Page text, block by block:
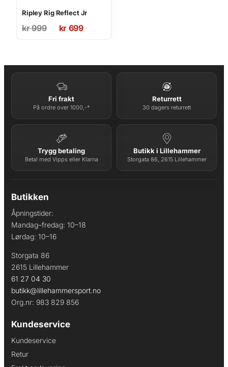
Ripley Rig Reflect Jr
kr999
Opprinnelig
kr 999.
kr 699
Nåværende
kr 699.
Fri frakt
På ordre over 1000,-*
Returrett
30 dagers returrett
Trygg betaling
Betal med Vipps eller Klarna
Butikk i Lillehammer
Storgata 86, 2615 Lillehammer
Butikken
Åpningstider:
Mandag–fredag: 10–18
Lørdag: 10–16
Storgata 86
2615 Lillehammer
61 27 04 30
butikk@lillehammersport.no
Org.nr: 983 829 856
Kundeservice
Kundeservice
Retur